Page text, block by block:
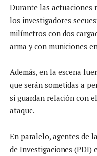
Durante las actuaciones
los investigadores
milímetros con dos
arma y con municiones
Además, en la escena
que serán sometidas a
si guardan relación con
ataque.
En paralelo, agentes de
de Investigaciones (PDI)